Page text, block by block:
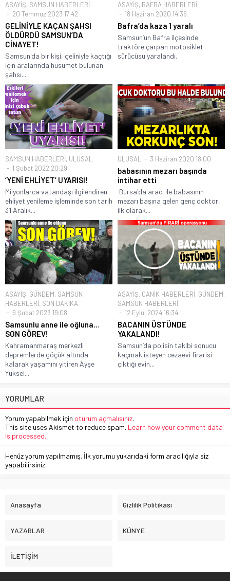
ASAYİŞ, SAMSUN HABERLERİ
20 Temmuz 2023 17:42
GELİNİYLE KAÇAN ŞAHSI
ÖLDÜRDÜ SAMSUN’DA
CİNAYET!
Samsun'da bir kişi, geliniyle kaçtığı
için aralarında husumet bulunan
şahsı...
ASAYİŞ, BAFRA HABERLERİ
18 Haziran 2020 14:36
Bafra’da kaza 1 yaralı
Samsun’un Bafra ilçesinde
traktöre çarpan motosiklet
sürücüsü yaralandı.
SAMSUN HABERLERİ, ULUSAL
1 Şubat 2022 20:29
‘YENİ EHLİYET’ UYARISI!
Milyonlarca vatandaşı ilgilendiren
ehliyet yenileme işleminde son tarih
31 Aralık...
ULUSAL 3 Haziran 2020 18:00
babasının mezarı başında
intihar etti
Bursa'da aracı ile babasının
mezarı başına gelen genç doktor,
ilk olarak...
ASAYİŞ, GÜNDEM, SAMSUN
HABERLERİ, SON DAKİKA
9 Şubat 2023 19:08
Samsunlu anne ile oğluna…
SON GÖREV!
Kahramanmaraş merkezli
depremlerde göçük altında
kalarak yaşamını yitiren Ayşe
Yüksel...
ASAYİŞ, CANİK HABERLERİ, GÜNDEM,
SAMSUN HABERLERİ
12 Eylül 2024 16:34
BACANIN ÜSTÜNDE
YAKALANDI!
Samsun’da polisin takibi sonucu
kaçmak isteyen cezaevi firarisi
çıktığı evin...
YORUMLAR
Yorum yapabilmek için oturum açmalısınız.
This site uses Akismet to reduce spam. Learn how your comment data
is processed.
Henüz yorum yapılmamış. İlk yorumu yukarıdaki form aracılığıyla siz
yapabilirsiniz.
Anasayfa Gizlilik Politikası
YAZARLAR KÜNYE
İLETİŞİM